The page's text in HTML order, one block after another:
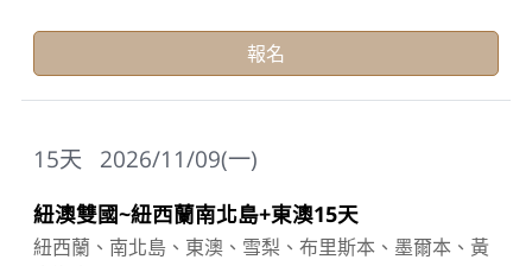
報名
2026/11/09(一)
15天
紐澳雙國~紐西蘭南北島+東澳15天
紐西蘭、南北島、東澳、雪梨、布里斯本、墨爾本、黃